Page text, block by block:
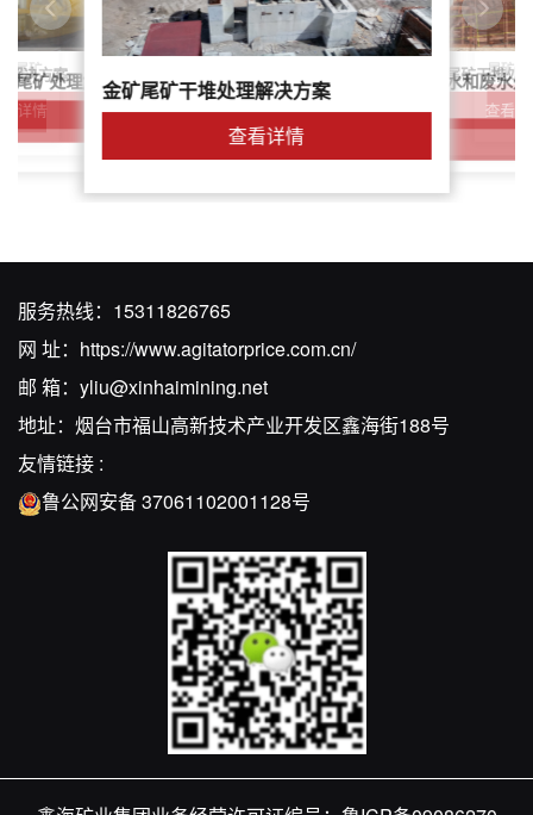
尾矿
解决方案
详情
尾矿处理解决方案简介金矿尾矿干堆处理解决方案
查看详情
鑫海尾矿处理系统：尾矿水和废水
解决方案
针对稀土尾矿干堆处
查看
尾矿干
服务热线： 15311826765
网 址： https://www.agitatorprice.com.cn/
邮 箱： yliu@xinhaimining.net
地址：烟台市福山高新技术产业开发区鑫海街188号
友情链接 :
鲁公网安备 37061102001128号